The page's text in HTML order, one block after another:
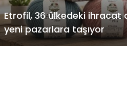
Etrofil, 36 ülkedeki ihracat
yeni pazarlara taşıyor